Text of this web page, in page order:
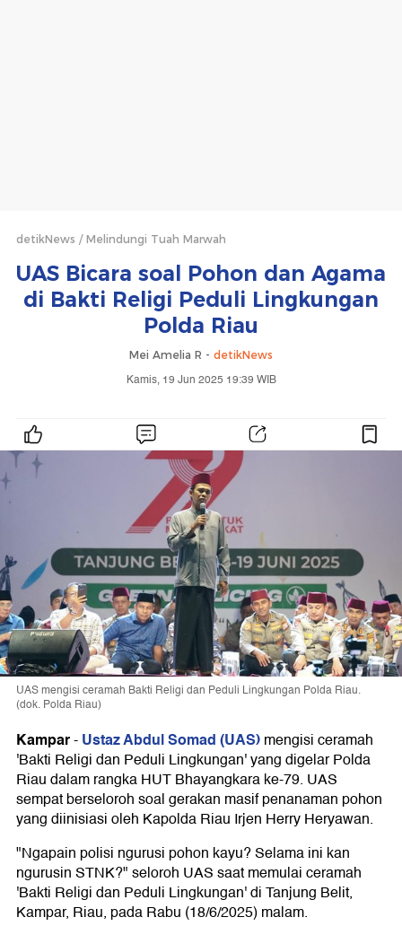
detikNews Melindungi Tuah Marwah
UAS Bicara soal Pohon dan Agama
di Bakti Religi Peduli Lingkungan
Polda Riau
Mei Amelia R - detikNews
Kamis, 19 Jun 2025 19:39 WIB
UAS mengisi ceramah Bakti Religi dan Peduli Lingkungan Polda Riau.
(dok. Polda Riau)
Kampar-Ustaz Abdul Somad (UAS)mengisi ceramah
'Bakti Religi dan Peduli Lingkungan' yang digelar Polda
Riau dalam rangka HUT Bhayangkara ke-79. UAS
sempat berseloroh soal gerakan masif penanaman pohon
yang diinisiasi oleh Kapolda Riau Irjen Herry Heryawan.
"Ngapain polisi ngurusi pohon kayu? Selama ini kan
ngurusin STNK?" seloroh UAS saat memulai ceramah
'Bakti Religi dan Peduli Lingkungan' di Tanjung Belit,
Kampar, Riau, pada Rabu (18/6/2025) malam.